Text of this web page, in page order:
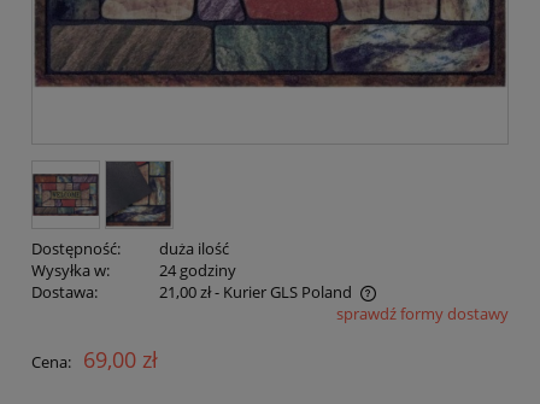
Dostępność:
duża ilość
Wysyłka w:
24 godziny
Dostawa:
21,00 zł- Kurier GLS Poland
Cena nie zawiera ewentualnych kosztów płatnościsprawdź formy dostawy
Cena: 69,00 zł